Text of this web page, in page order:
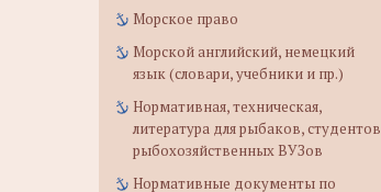
Морское право
Морской английский, немецкий
язык (словари, учебники и пр.)
Нормативная, техническая,
литература для рыбаков, студентов
рыбохозяйственных ВУЗов
Нормативные документы по